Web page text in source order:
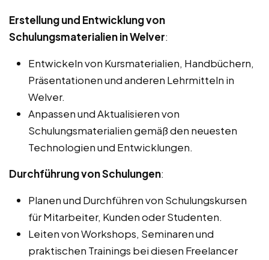
Erstellung und Entwicklung von
Schulungsmaterialien in Welver:
Entwickeln von Kursmaterialien, Handbüchern,
Präsentationen und anderen Lehrmitteln in
Welver.
Anpassen und Aktualisieren von
Schulungsmaterialien gemäß den neuesten
Technologien und Entwicklungen.
Durchführung von Schulungen:
Planen und Durchführen von Schulungskursen
für Mitarbeiter, Kunden oder Studenten.
Leiten von Workshops, Seminaren und
praktischen Trainings bei diesen Freelancer